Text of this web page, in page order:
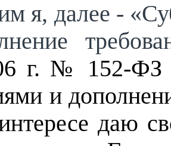
я, далее -
г. № 152-ФЗ
и
даю